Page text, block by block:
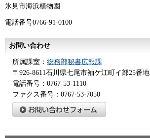
氷見市海浜植物園
電話番号0766-91-0100
お問い合わせ
所属課室： 総務部秘書広報課
〒926-8611石川県七尾市袖ケ江町イ部25番地
電話番号：0767-53-1110
ファクス番号：0767-53-7050